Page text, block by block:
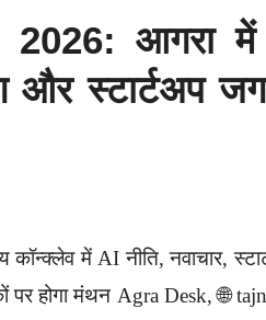
आगरा
और स्टार्टअप
कॉन्क्लेव में AI नीति, नवाचार,
पर होगा मंथन Agra Desk, 🌐